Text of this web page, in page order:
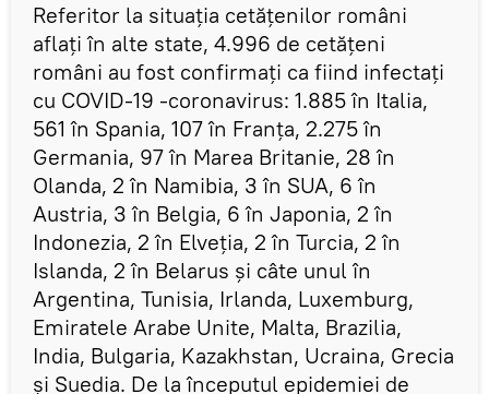
Referitor la situația cetățenilor români
aflați în alte state, 4.996 de cetățeni
români au fost confirmați ca fiind infectați
cu COVID-19 -coronavirus: 1.885 în Italia,
561 în Spania, 107 în Franța, 2.275 în
Germania, 97 în Marea Britanie, 28 în
Olanda, 2 în Namibia, 3 în SUA, 6 în
Austria, 3 în Belgia, 6 în Japonia, 2 în
Indonezia, 2 în Elveția, 2 în Turcia, 2 în
Islanda, 2 în Belarus și câte unul în
Argentina, Tunisia, Irlanda, Luxemburg,
Emiratele Arabe Unite, Malta, Brazilia,
India, Bulgaria, Kazakhstan, Ucraina, Grecia
și Suedia. De la începutul epidemiei de